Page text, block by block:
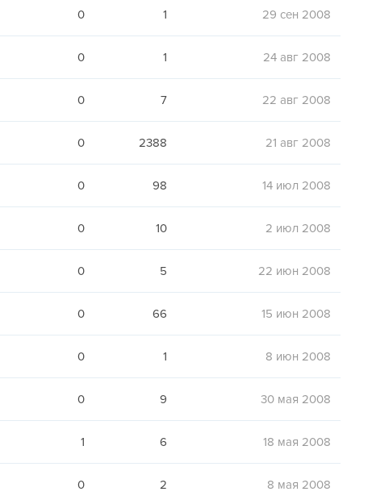
0 1 29 сен 2008
0 1 24 авг 2008
0 7 22 авг 2008
0 2388 21 авг 2008
0 98 14 июл 2008
0 10 2 июл 2008
0 5 22 июн 2008
0 66 15 июн 2008
0 1 8 июн 2008
0 9 30 мая 2008
1 6 18 мая 2008
0 2 8 мая 2008